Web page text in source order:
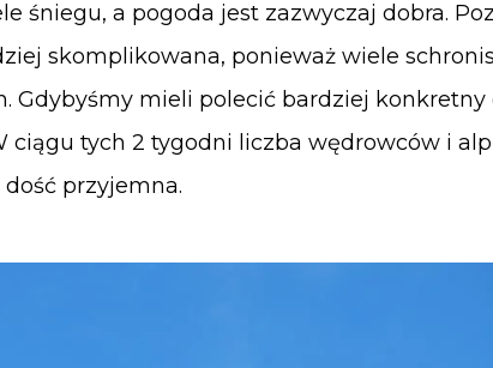
śniegu, a pogoda jest zazwyczaj dobra.
skomplikowana, ponieważ wiele
Gdybyśmy mieli polecić bardziej konkretny
ciągu tych 2 tygodni liczba wędrowców i
przyjemna.